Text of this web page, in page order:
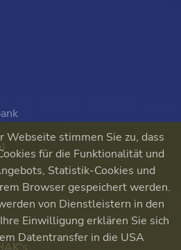
Webseite stimmen Sie zu, dass
für die Funktionalität und
Statistik-Cookies und
Browser gespeichert werden.
von Dienstleistern in den
Einwilligung erklären Sie sich
Datentransfer in die USA